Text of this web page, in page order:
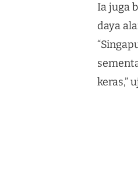
Ia juga
daya
keras,”